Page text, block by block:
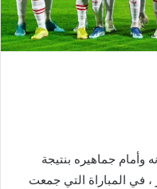
وأمام جماهيره بنتيجة
في المباراة التي جمعت